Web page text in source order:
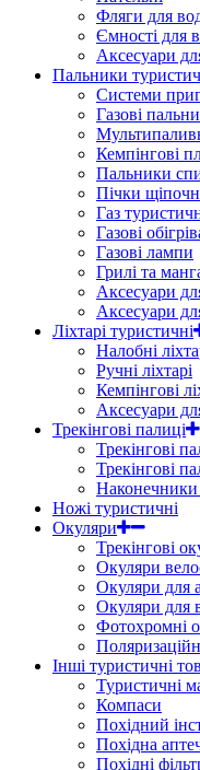
Фляги для
Ємності для
Аксесуари
Пальники
Системи
Газові
Кемпінгові
Пальники
Пічки
Газ
Газові
Газові лампи
Грилі та
Аксесуари
Аксесуари
Ліхтарі туристичні
Налобні
Ручні ліхтарі
Кемпінгові
Аксесуари
Трекінгові палиці
Трекінгові
Трекінгові
Наконечники
Ножі туристичні
Окуляри
Трекінгові
Окуляри
Окуляри для
Окуляри для
Фотохромні
Інші туристичні
Туристичні
Компаси
Похідний
Похідна
Похідні